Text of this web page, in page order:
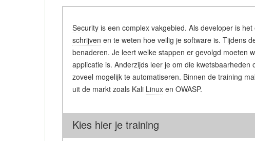
Security is een complex vakgebied. Als developer is
schrijven en te weten hoe veilig je software is. Tijdens
benaderen. Je leert welke stappen er gevolgd moeten
applicatie is. Anderzijds leer je om die
zoveel mogelijk te automatiseren. Binnen de training
uit de markt zoals Kali Linux en OWASP.
Kies hier je training